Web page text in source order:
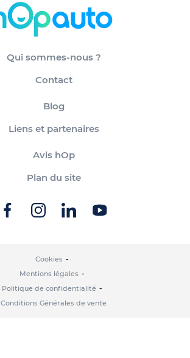
Qui sommes-nous ?
Contact
Blog
Liens et partenaires
Avis hOp
Plan du site
Cookies
Mentions légales
Politique de confidentialité
Conditions Générales de vente